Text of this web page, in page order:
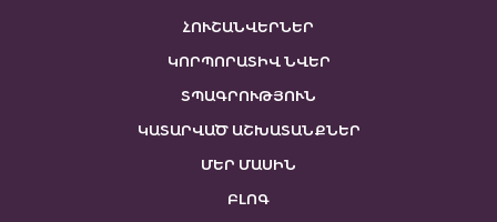
ՀՈՒՇԱՆՎԵՐՆԵՐ
ԿՈՐՊՈՐԱՏԻՎ ՆՎԵՐ
ՏՊԱԳՐՈՒԹՅՈՒՆ
ԿԱՏԱՐՎԱԾ ԱՇԽԱՏԱՆՔՆԵՐ
ՄԵՐ ՄԱՍԻՆ
ԲԼՈԳ